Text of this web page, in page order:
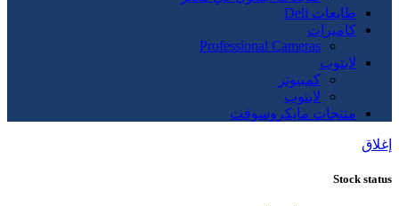
طابعات Deli
كاميرات
Professional Cameras
لابتوب
كمبيوتر
لابتوب
منتجات مايكروسوفت
إغلاق
Stock status